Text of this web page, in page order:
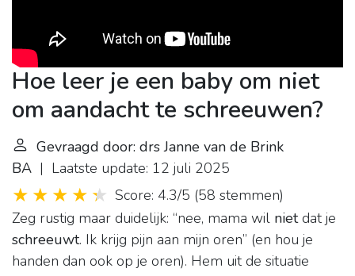
Hoe leer je een baby om niet
om aandacht te schreeuwen?
Gevraagd door: drs Janne van de Brink
BA | Laatste update: 12 juli 2025
Score: 4.3/5 (58 stemmen)
Zeg rustig maar duidelijk: “nee, mama wil nietdat je
schreeuwt. Ik krijg pijn aan mijn oren” (en hou je
handen dan ook op je oren). Hem uit de situatie